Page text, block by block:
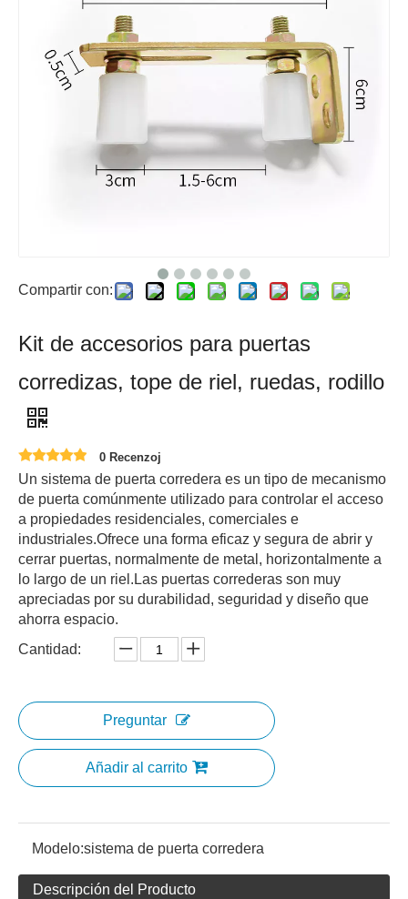
Compartir con:
Kit de accesorios para puertas
corredizas, tope de riel, ruedas, rodillo
0 Recenzoj
Un sistema de puerta corredera es un tipo de mecanismo
de puerta comúnmente utilizado para controlar el acceso
a propiedades residenciales, comerciales e
industriales.Ofrece una forma eficaz y segura de abrir y
cerrar puertas, normalmente de metal, horizontalmente a
lo largo de un riel.Las puertas correderas son muy
apreciadas por su durabilidad, seguridad y diseño que
ahorra espacio.
Cantidad:
Preguntar
Añadir al carrito
Modelo:sistema de puerta corredera
Descripción del Producto